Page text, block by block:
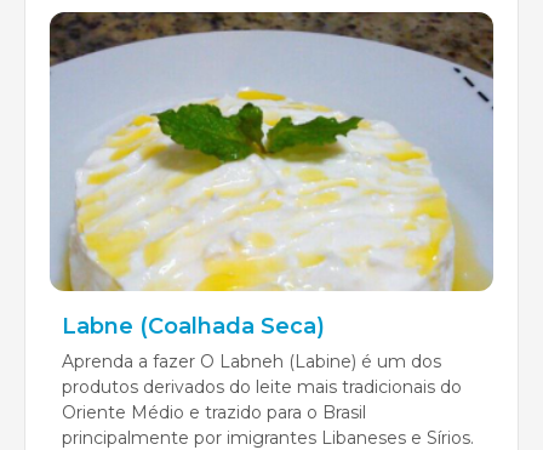
Labne (Coalhada Seca)
Aprenda a fazer O Labneh (Labine) é um dos
produtos derivados do leite mais tradicionais do
Oriente Médio e trazido para o Brasil
principalmente por imigrantes Libaneses e Sírios.